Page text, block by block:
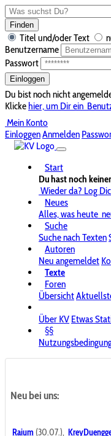
Finden
Titel und/oder Text
Benutzername
Passwort
Einloggen
Du bist noch nicht
Klickehier, um Dir ein
Mein Konto
EinloggenAnmelden
Start
Du hast noch
Wieder da? Log
Neues
Alles, was heute
Suche
Suche nach Texten
Autoren
Neu angemeldet
Texte
Foren
Übersicht
Über KV Etwas
§§
Neu bei uns:
Raium (30.07.),